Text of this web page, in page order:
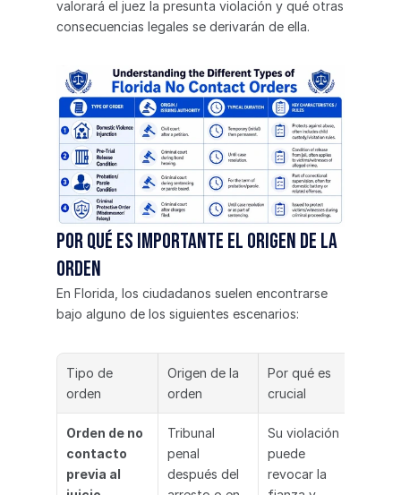
valorará el juez la presunta violación y qué otras
consecuencias legales se derivarán de ella.
Por qué es importante el origen de la
orden
En Florida, los ciudadanos suelen encontrarse
bajo alguno de los siguientes escenarios:
Tipo de
orden
Origen de la
orden
Por qué es
crucial
Orden de no
contacto
previa al
Tribunal
penal
después del
Su violación
puede
revocar la